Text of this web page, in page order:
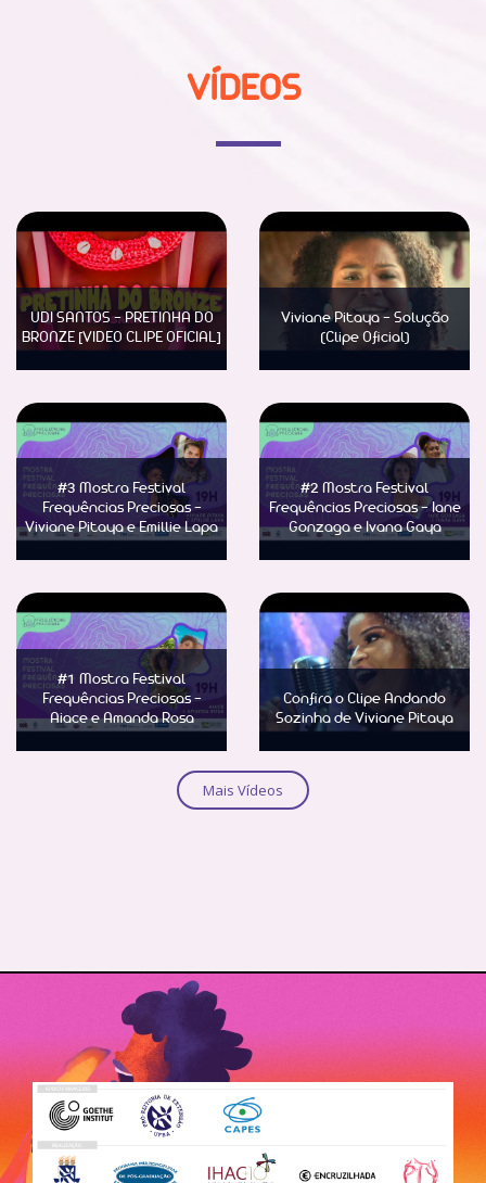
VÍDEOS
UDI SANTOS - PRETINHA DO
BRONZE [VIDEO CLIPE OFICIAL]
Viviane Pitaya - Solução
(Clipe Oficial)
#3 Mostra Festival
Frequências Preciosas -
Viviane Pitaya e Emillie Lapa
#2 Mostra Festival
Frequências Preciosas - Iane
Gonzaga e Ivana Gaya
#1 Mostra Festival
Frequências Preciosas -
Aiace e Amanda Rosa
Confira o Clipe Andando
Sozinha de Viviane Pitaya
Mais Vídeos